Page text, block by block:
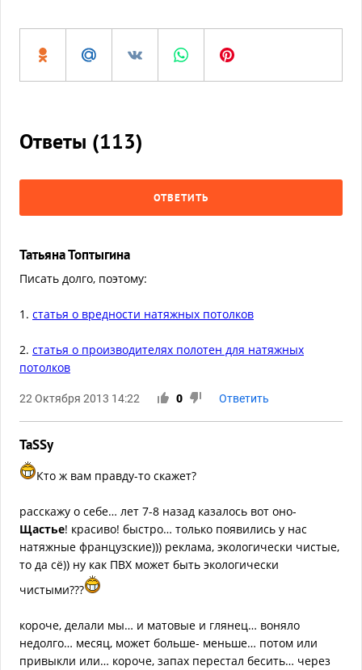
Ответы (113)
ОТВЕТИТЬ
Татьяна Топтыгина
Писать долго, поэтому:
1. статья о вредности натяжных потолков
2. статья о производителях полотен для натяжных
потолков
22 Октября 2013 14:22 0 Ответить
TaSSy
Кто ж вам правду-то скажет?
расскажу о себе… лет 7-8 назад казалось вот оно-
Щастье! красиво! быстро… только появились у нас
натяжные французские))) реклама, экологически чистые,
то да сё)) ну как ПВХ может быть экологически
чистыми???
короче, делали мы… и матовые и глянец… воняло
недолго… месяц, может больше- меньше… потом или
привыкли или… короче, запах перестал бесить… через